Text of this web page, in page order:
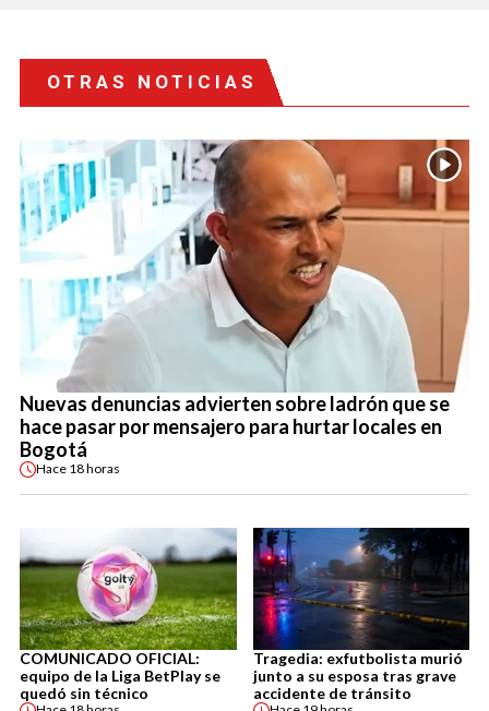
OTRAS NOTICIAS
Nuevas denuncias advierten sobre ladrón que se
hace pasar por mensajero para hurtar locales en
Bogotá
Hace 18 horas
COMUNICADO OFICIAL:
equipo de la Liga BetPlay se
quedó sin técnico
Tragedia: exfutbolista murió
junto a su esposa tras grave
accidente de tránsito